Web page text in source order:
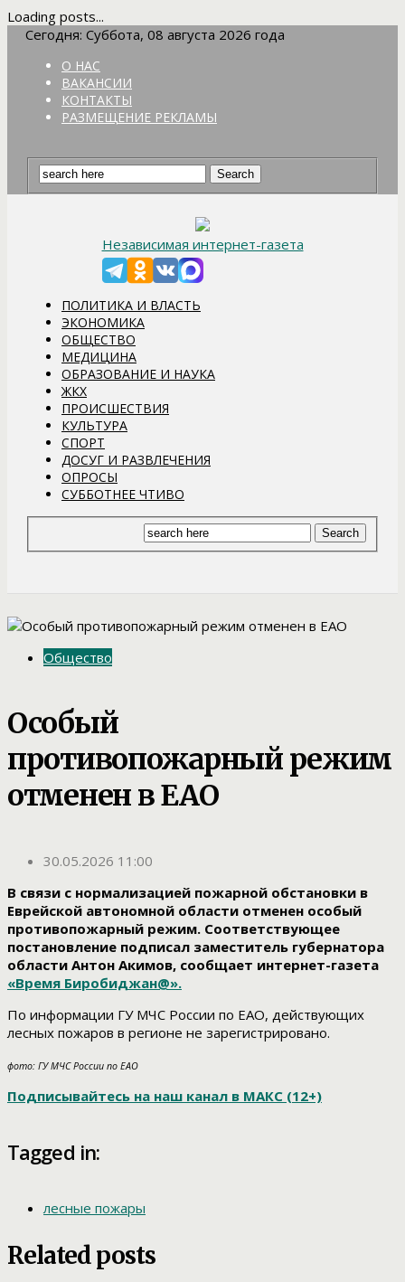
Loading posts...
Сегодня: Суббота, 08 августа 2026 года
О НАС
ВАКАНСИИ
КОНТАКТЫ
РАЗМЕЩЕНИЕ РЕКЛАМЫ
Независимая интернет-газета
ПОЛИТИКА И ВЛАСТЬ
ЭКОНОМИКА
ОБЩЕСТВО
МЕДИЦИНА
ОБРАЗОВАНИЕ И НАУКА
ЖКХ
ПРОИСШЕСТВИЯ
КУЛЬТУРА
СПОРТ
ДОСУГ И РАЗВЛЕЧЕНИЯ
ОПРОСЫ
СУББОТНЕЕ ЧТИВО
Общество
Особый
противопожарный режим
отменен в ЕАО
30.05.2026 11:00
В связи с нормализацией пожарной обстановки в
Еврейской автономной области отменен особый
противопожарный режим. Соответствующее
постановление подписал заместитель губернатора
области Антон Акимов, сообщает интернет-газета
«Время Биробиджан@».
По информации ГУ МЧС России по ЕАО, действующих
лесных пожаров в регионе не зарегистрировано.
фото: ГУ МЧС России по ЕАО
Подписывайтесь на наш канал в МАКС (12+)
Tagged in:
лесные пожары
Related posts